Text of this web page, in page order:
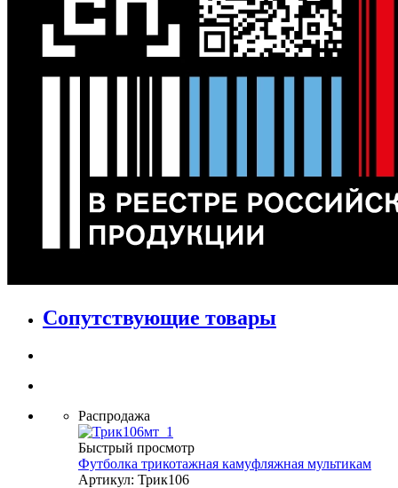
Сопутствующие товары
Распродажа
Быстрый просмотр
Футболка трикотажная камуфляжная мультикам
Артикул: Трик106